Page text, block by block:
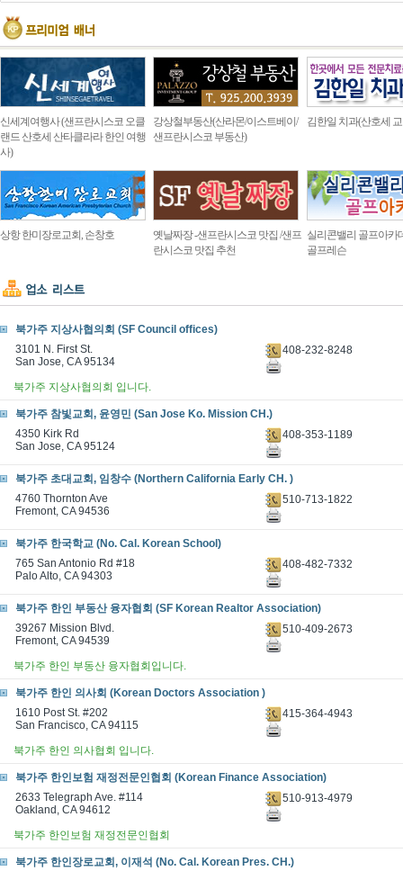
신세계여행사 (샌프란시스코 오클
랜드 산호세 산타클라라 한인 여행
사)
강상철부동산(산라몬/이스트베이/
샌프란시스코 부동산)
김한일 치과(산호세
상항 한미장로교회, 손창호
옛날짜장 -샌프란시스코 맛집 /샌프
란시스코 맛집 추천
실리콘밸리 골프아카
골프레슨
북가주 지상사협의회 (SF Council offices)
3101 N. First St.
San Jose, CA 95134
408-232-8248
북가주 지상사협의회 입니다.
북가주 참빛교회, 윤영민 (San Jose Ko. Mission CH.)
4350 Kirk Rd
San Jose, CA 95124
408-353-1189
북가주 초대교회, 임창수 (Northern California Early CH. )
4760 Thornton Ave
Fremont, CA 94536
510-713-1822
북가주 한국학교 (No. Cal. Korean School)
765 San Antonio Rd #18
Palo Alto, CA 94303
408-482-7332
북가주 한인 부동산 융자협회 (SF Korean Realtor Association)
39267 Mission Blvd.
Fremont, CA 94539
510-409-2673
북가주 한인 부동산 융자협회입니다.
북가주 한인 의사회 (Korean Doctors Association )
1610 Post St. #202
San Francisco, CA 94115
415-364-4943
북가주 한인 의사협회 입니다.
북가주 한인보험 재정전문인협회 (Korean Finance Association)
2633 Telegraph Ave. #114
Oakland, CA 94612
510-913-4979
북가주 한인보험 재정전문인협회
북가주 한인장로교회, 이재석 (No. Cal. Korean Pres. CH.)